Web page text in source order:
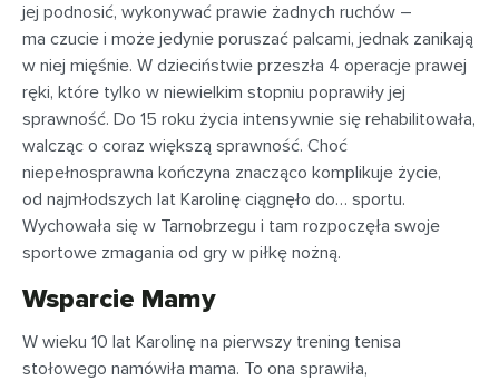
jej podnosić, wykonywać prawie żadnych ruchów –
ma czucie i może jedynie poruszać palcami, jednak zanikają
w niej mięśnie. W dzieciństwie przeszła 4 operacje prawej
ręki, które tylko w niewielkim stopniu poprawiły jej
sprawność. Do 15 roku życia intensywnie się rehabilitowała,
walcząc o coraz większą sprawność. Choć
niepełnosprawna kończyna znacząco komplikuje życie,
od najmłodszych lat Karolinę ciągnęło do… sportu.
Wychowała się w Tarnobrzegu i tam rozpoczęła swoje
sportowe zmagania od gry w piłkę nożną.
Wsparcie Mamy
W wieku 10 lat Karolinę na pierwszy trening tenisa
stołowego namówiła mama. To ona sprawiła,